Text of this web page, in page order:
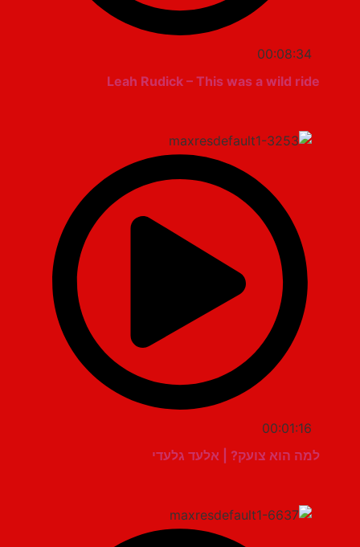
00:08:34
Leah Rudick – This was a wild ride
00:01:16
למה הוא צועק? | אלעד גלעדי